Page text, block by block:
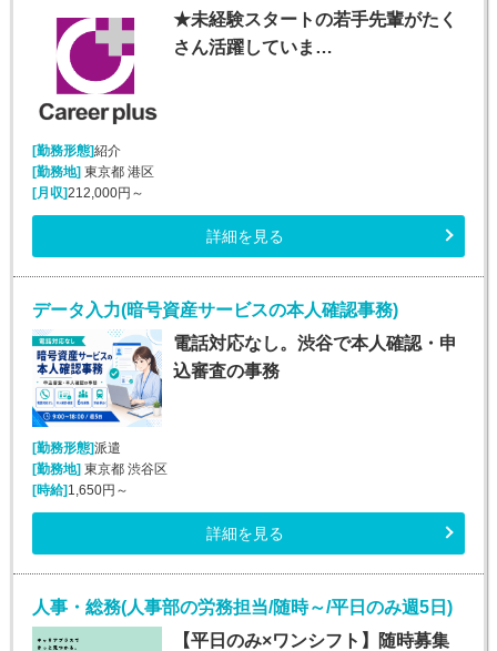
★未経験スタートの若手先輩がたく
さん活躍していま…
[勤務形態]紹介
[勤務地] 東京都 港区
[月収]212,000円～
詳細を見る
データ入力(暗号資産サービスの本人確認事務)
電話対応なし。渋谷で本人確認・申
込審査の事務
[勤務形態]派遣
[勤務地] 東京都 渋谷区
[時給] 1,650円～
詳細を見る
人事・総務(人事部の労務担当/随時～/平日のみ週5日)
【平日のみ×ワンシフト】随時募集